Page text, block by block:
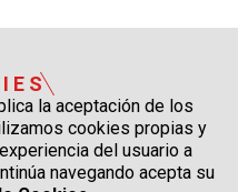
la aceptación de los
cookies propias y
del usuario a
navegando acepta su